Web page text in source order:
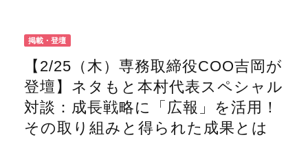
掲載・登壇
【2/25（木）専務取締役COO吉岡が
登壇】ネタもと本村代表スペシャル
対談：成長戦略に「広報」を活用！
その取り組みと得られた成果とは